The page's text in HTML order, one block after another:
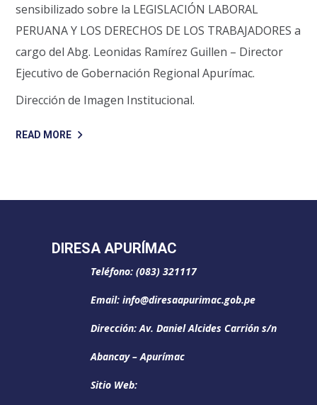
sensibilizado sobre la LEGISLACIÓN LABORAL
PERUANA Y LOS DERECHOS DE LOS TRABAJADORES a
cargo del Abg. Leonidas Ramírez Guillen – Director
Ejecutivo de Gobernación Regional Apurímac.
Dirección de Imagen Institucional.
READ MORE
DIRESA APURÍMAC
Teléfono: (083) 321117
Email: info@diresaapurimac.gob.pe
Dirección: Av. Daniel Alcides Carrión s/n
Abancay – Apurímac
Sitio Web: